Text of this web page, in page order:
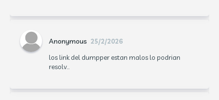
Anonymous 25/2/2026
los link del dumpper estan malos lo podrian
resolv...